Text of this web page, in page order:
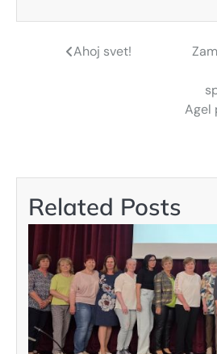
Navigácia
Ahoj svet!
Agel
Related Posts